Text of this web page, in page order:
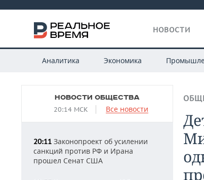
НОВОСТИ
Аналитика Экономика
НОВОСТИ ОБЩЕСТВА
20:14 МСК Все новости
20:11 Законопроект об усилении
санкций против РФ и Ирана
прошел Сенат США